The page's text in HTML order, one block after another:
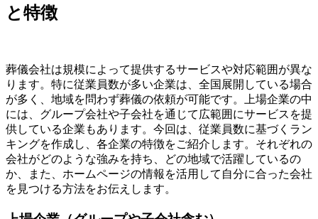
と特徴
葬儀会社は規模によって提供するサービスや対応範囲が異な
ります。特に従業員数が多い企業は、全国展開している場合
が多く、地域を問わず葬儀の依頼が可能です。上場企業の中
には、グループ会社や子会社を通じて広範囲にサービスを提
供している企業もあります。今回は、従業員数に基づくラン
キングを作成し、各企業の特徴をご紹介します。それぞれの
会社がどのような強みを持ち、どの地域で活躍しているの
か、また、ホームページの情報を活用して自分に合った会社
を見つける方法をお伝えします。